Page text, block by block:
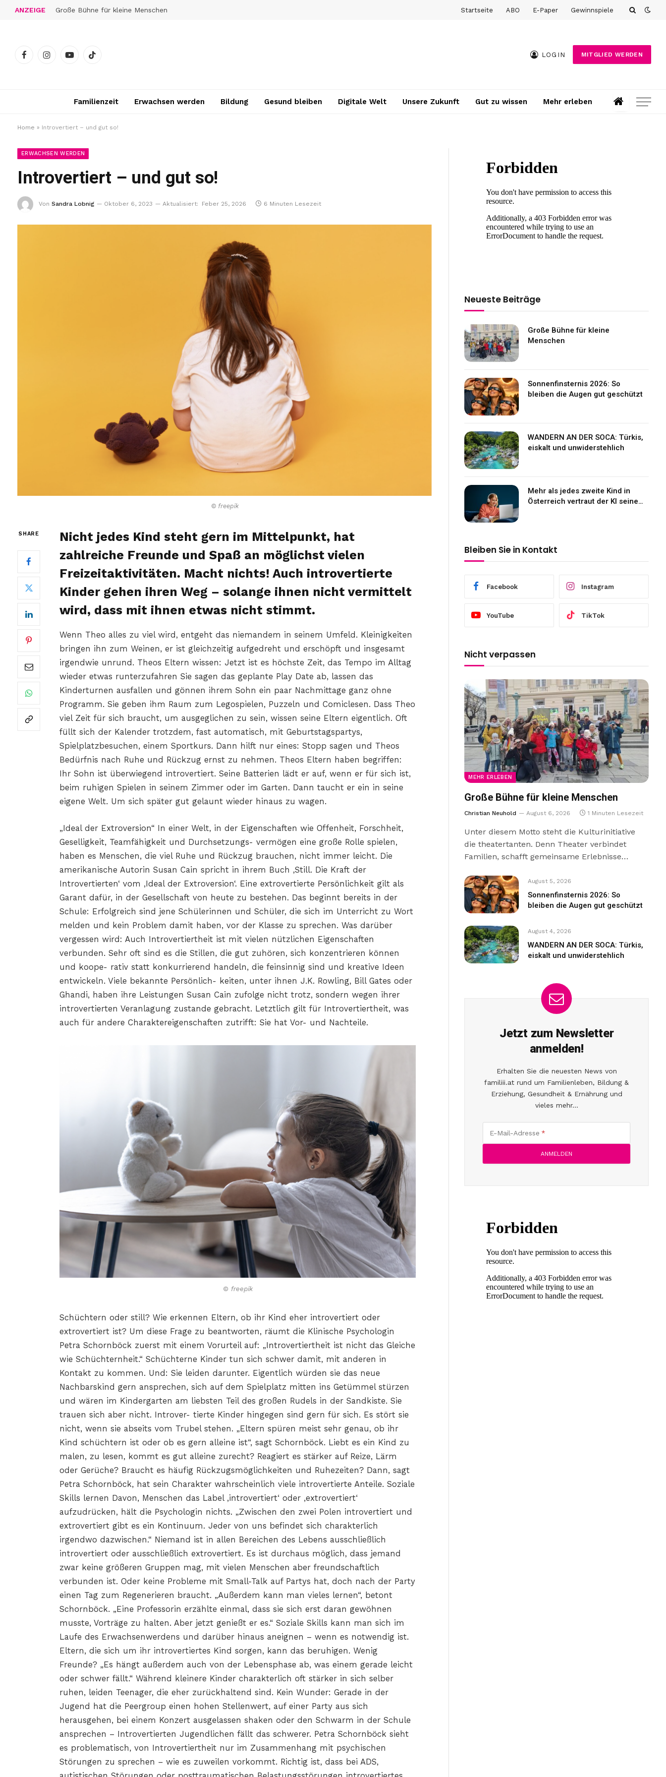
ANZEIGE Große Bühne für kleine Menschen Startseite ABO E-Paper Gewinnspiele
FacebookInstagramYouTubeTikTok
LOGIN MITGLIED WERDEN
Familienzeit Erwachsen werden Bildung Gesund bleiben Digitale Welt Unsere Zukunft Gut zu wissen Mehr erleben
Home » Introvertiert – und gut so!
ERWACHSEN WERDEN
Introvertiert – und gut so!
Von Sandra Lobnig Oktober 6, 2023 Aktualisiert: Feber 25, 2026 6 Minuten Lesezeit
© freepik
SHARE
Nicht jedes Kind steht gern im Mittelpunkt, hat
zahlreiche Freunde und Spaß an möglichst vielen
Freizeitaktivitäten. Macht nichts! Auch introvertierte
Kinder gehen ihren Weg – solange ihnen nicht vermittelt
wird, dass mit ihnen etwas nicht stimmt.
Wenn Theo alles zu viel wird, entgeht das niemandem in seinem Umfeld. Kleinigkeiten
bringen ihn zum Weinen, er ist gleichzeitig aufgedreht und erschöpft und insgesamt
irgendwie unrund. Theos Eltern wissen: Jetzt ist es höchste Zeit, das Tempo im Alltag
wieder etwas runterzufahren Sie sagen das geplante Play Date ab, lassen das
Kinderturnen ausfallen und gönnen ihrem Sohn ein paar Nachmittage ganz ohne
Programm. Sie geben ihm Raum zum Legospielen, Puzzeln und Comiclesen. Dass Theo
viel Zeit für sich braucht, um ausgeglichen zu sein, wissen seine Eltern eigentlich. Oft
füllt sich der Kalender trotzdem, fast automatisch, mit Geburtstagspartys,
Spielplatzbesuchen, einem Sportkurs. Dann hilft nur eines: Stopp sagen und Theos
Bedürfnis nach Ruhe und Rückzug ernst zu nehmen. Theos Eltern haben begriffen:
Ihr Sohn ist überwiegend introvertiert. Seine Batterien lädt er auf, wenn er für sich ist,
beim ruhigen Spielen in seinem Zimmer oder im Garten. Dann taucht er ein in seine
eigene Welt. Um sich später gut gelaunt wieder hinaus zu wagen.
„Ideal der Extroversion“ In einer Welt, in der Eigenschaften wie Offenheit, Forschheit,
Geselligkeit, Teamfähigkeit und Durchsetzungs- vermögen eine große Rolle spielen,
haben es Menschen, die viel Ruhe und Rückzug brauchen, nicht immer leicht. Die
amerikanische Autorin Susan Cain spricht in ihrem Buch ‚Still. Die Kraft der
Introvertierten‘ vom ‚Ideal der Extroversion‘. Eine extrovertierte Persönlichkeit gilt als
Garant dafür, in der Gesellschaft von heute zu bestehen. Das beginnt bereits in der
Schule: Erfolgreich sind jene Schülerinnen und Schüler, die sich im Unterricht zu Wort
melden und kein Problem damit haben, vor der Klasse zu sprechen. Was darüber
vergessen wird: Auch Introvertiertheit ist mit vielen nützlichen Eigenschaften
verbunden. Sehr oft sind es die Stillen, die gut zuhören, sich konzentrieren können
und koope- rativ statt konkurrierend handeln, die feinsinnig sind und kreative Ideen
entwickeln. Viele bekannte Persönlich- keiten, unter ihnen J.K. Rowling, Bill Gates oder
Ghandi, haben ihre Leistungen Susan Cain zufolge nicht trotz, sondern wegen ihrer
introvertierten Veranlagung zustande gebracht. Letztlich gilt für Introvertiertheit, was
auch für andere Charaktereigenschaften zutrifft: Sie hat Vor- und Nachteile.
© freepik
Schüchtern oder still? Wie erkennen Eltern, ob ihr Kind eher introvertiert oder
extrovertiert ist? Um diese Frage zu beantworten, räumt die Klinische Psychologin
Petra Schornböck zuerst mit einem Vorurteil auf: „Introvertiertheit ist nicht das Gleiche
wie Schüchternheit.“ Schüchterne Kinder tun sich schwer damit, mit anderen in
Kontakt zu kommen. Und: Sie leiden darunter. Eigentlich würden sie das neue
Nachbarskind gern ansprechen, sich auf dem Spielplatz mitten ins Getümmel stürzen
und wären im Kindergarten am liebsten Teil des großen Rudels in der Sandkiste. Sie
trauen sich aber nicht. Introver- tierte Kinder hingegen sind gern für sich. Es stört sie
nicht, wenn sie abseits vom Trubel stehen. „Eltern spüren meist sehr genau, ob ihr
Kind schüchtern ist oder ob es gern alleine ist“, sagt Schornböck. Liebt es ein Kind zu
malen, zu lesen, kommt es gut alleine zurecht? Reagiert es stärker auf Reize, Lärm
oder Gerüche? Braucht es häufig Rückzugsmöglichkeiten und Ruhezeiten? Dann, sagt
Petra Schornböck, hat sein Charakter wahrscheinlich viele introvertierte Anteile. Soziale
Skills lernen Davon, Menschen das Label ‚introvertiert‘ oder ‚extrovertiert‘
aufzudrücken, hält die Psychologin nichts. „Zwischen den zwei Polen introvertiert und
extrovertiert gibt es ein Kontinuum. Jeder von uns befindet sich charakterlich
irgendwo dazwischen.“ Niemand ist in allen Bereichen des Lebens ausschließlich
introvertiert oder ausschließlich extrovertiert. Es ist durchaus möglich, dass jemand
zwar keine größeren Gruppen mag, mit vielen Menschen aber freundschaftlich
verbunden ist. Oder keine Probleme mit Small-Talk auf Partys hat, doch nach der Party
einen Tag zum Regenerieren braucht. „Außerdem kann man vieles lernen“, betont
Schornböck. „Eine Professorin erzählte einmal, dass sie sich erst daran gewöhnen
musste, Vorträge zu halten. Aber jetzt genießt er es.“ Soziale Skills kann man sich im
Laufe des Erwachsenwerdens und darüber hinaus aneignen – wenn es notwendig ist.
Eltern, die sich um ihr introvertiertes Kind sorgen, kann das beruhigen. Wenig
Freunde? „Es hängt außerdem auch von der Lebensphase ab, was einem gerade leicht
oder schwer fällt.“ Während kleinere Kinder charakterlich oft stärker in sich selber
ruhen, leiden Teenager, die eher zurückhaltend sind. Kein Wunder: Gerade in der
Jugend hat die Peergroup einen hohen Stellenwert, auf einer Party aus sich
herausgehen, bei einem Konzert ausgelassen shaken oder den Schwarm in der Schule
ansprechen – Introvertierten Jugendlichen fällt das schwerer. Petra Schornböck sieht
es problematisch, von Introvertiertheit nur im Zusammenhang mit psychischen
Störungen zu sprechen – wie es zuweilen vorkommt. Richtig ist, dass bei ADS,
Neueste Beiträge
Große Bühne für kleine
Menschen
Sonnenfinsternis 2026: So
bleiben die Augen gut geschützt
WANDERN AN DER SOCA: Türkis,
eiskalt und unwiderstehlich
Mehr als jedes zweite Kind in
Österreich vertraut der KI seine
Bleiben Sie in Kontakt
Facebook Instagram
YouTube TikTok
Nicht verpassen
MEHR ERLEBEN
Große Bühne für kleine Menschen
Christian Neuhold August 6, 2026 1 Minuten Lesezeit
Unter diesem Motto steht die Kulturinitiative
die theatertanten. Denn Theater verbindet
Familien, schafft gemeinsame Erlebnisse…
August 5, 2026
Sonnenfinsternis 2026: So
bleiben die Augen gut geschützt
August 4, 2026
WANDERN AN DER SOCA: Türkis,
eiskalt und unwiderstehlich
Jetzt zum Newsletter
anmelden!
Erhalten Sie die neuesten News von
familiii.at rund um Familienleben, Bildung &
Erziehung, Gesundheit & Ernährung und
vieles mehr...
E-Mail-Adresse